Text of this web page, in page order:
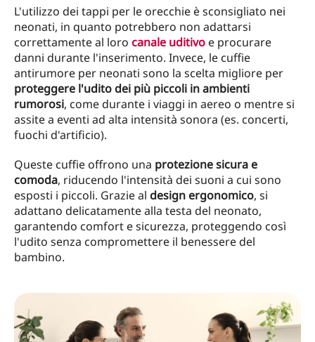
L'utilizzo dei tappi per le orecchie è sconsigliato nei
neonati, in quanto potrebbero non adattarsi
correttamente al loro canale uditivo e procurare
danni durante l'inserimento. Invece, le cuffie
antirumore per neonati sono la scelta migliore per
proteggere l'udito dei più piccoli in ambienti
rumorosi, come durante i viaggi in aereo o mentre si
assite a eventi ad alta intensità sonora (es. concerti,
fuochi d'artificio).
Queste cuffie offrono una protezione sicura e
comoda, riducendo l'intensità dei suoni a cui sono
esposti i piccoli. Grazie al design ergonomico, si
adattano delicatamente alla testa del neonato,
garantendo comfort e sicurezza, proteggendo così
l'udito senza compromettere il benessere del
bambino.